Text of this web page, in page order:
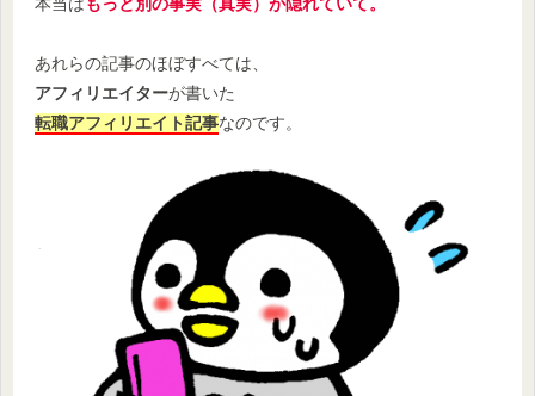
あれらの記事のほぼすべては、
アフィリエイターが書いた
転職アフィリエイト記事なのです。